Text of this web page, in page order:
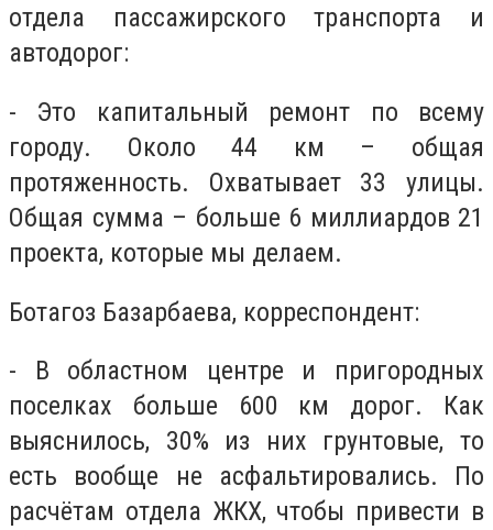
отдела пассажирского транспорта и
автодорог:
- Это капитальный ремонт по всему
городу. Около 44 км – общая
протяженность. Охватывает 33 улицы.
Общая сумма – больше 6 миллиардов 21
проекта, которые мы делаем.
Ботагоз Базарбаева, корреспондент:
- В областном центре и пригородных
поселках больше 600 км дорог. Как
выяснилось, 30% из них грунтовые, то
есть вообще не асфальтировались. По
расчётам отдела ЖКХ, чтобы привести в